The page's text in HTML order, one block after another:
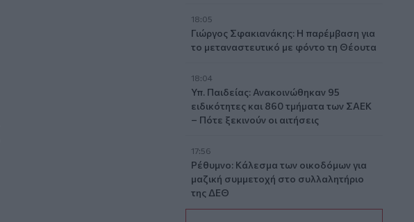
18:05
Γιώργος Σφακιανάκης: Η παρέμβαση για
το μεταναστευτικό με φόντο τη Θέουτα
18:04
Υπ. Παιδείας: Ανακοινώθηκαν 95
ειδικότητες και 860 τμήματα των ΣΑΕΚ
– Πότε ξεκινούν οι αιτήσεις
17:56
Ρέθυμνο: Κάλεσμα των οικοδόμων για
μαζική συμμετοχή στο συλλαλητήριο
της ΔΕΘ